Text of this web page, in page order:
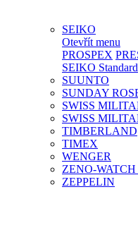
SEIKO
Otevřít menu
PROSPEX
SEIKO Standard
SUUNTO
SUNDAY
SWISS
SWISS
TIMBERLAND
TIMEX
WENGER
ZENO-
ZEPPELIN